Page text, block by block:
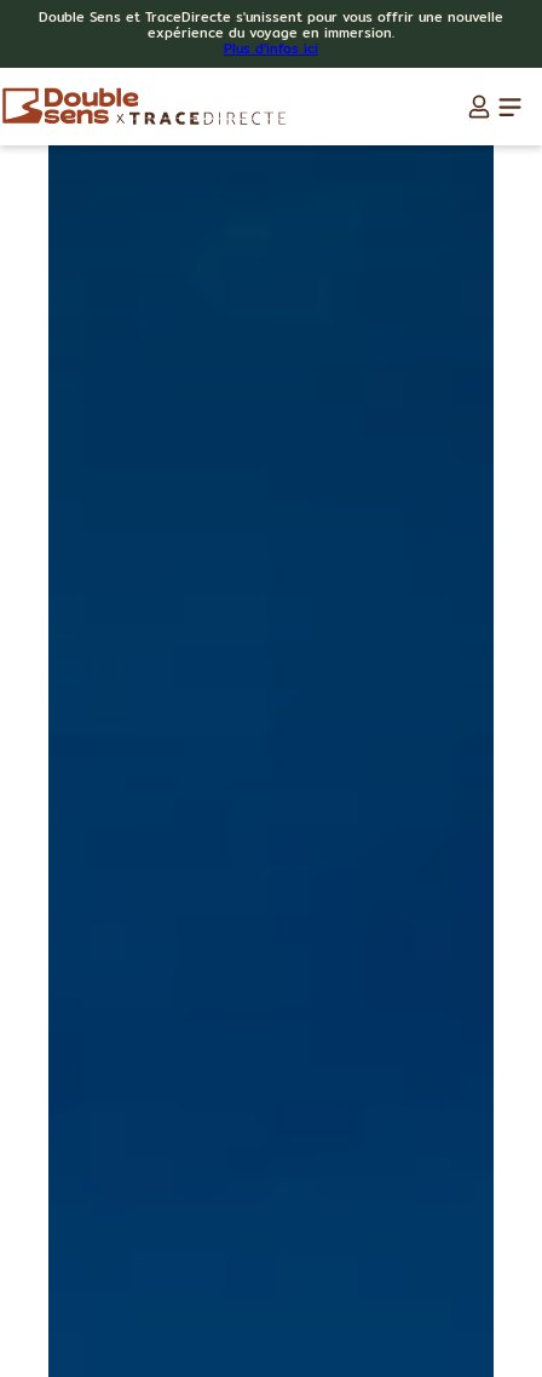
Double Sens et TraceDirecte s'unissent pour vous offrir une nouvelle
expérience du voyage en immersion.
Plus d'infos ici